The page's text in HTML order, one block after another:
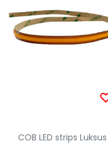
COB LED strips Luksus